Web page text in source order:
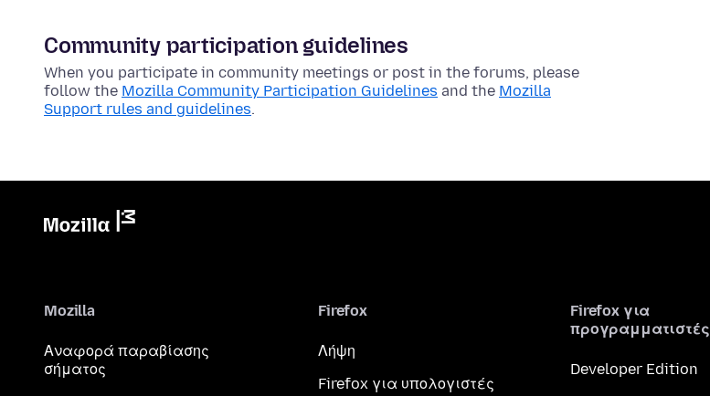
Community participation guidelines
When you participate in community meetings or post in the forums, please
follow the Mozilla Community Participation Guidelines and the Mozilla
Support rules and guidelines.
Mozilla
Αναφορά παραβίασης
σήματος
Firefox
Λήψη
Firefox για υπολογιστές
Firefox για
προγραμματιστές
Developer Edition